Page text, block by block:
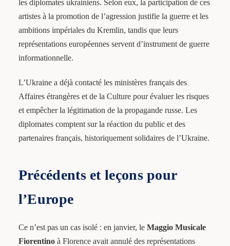
les diplomates ukrainiens. Selon eux, la participation de ces
artistes à la promotion de l’agression justifie la guerre et les
ambitions impériales du Kremlin, tandis que leurs
représentations européennes servent d’instrument de guerre
informationnelle.
L’Ukraine a déjà contacté les ministères français des
Affaires étrangères et de la Culture pour évaluer les risques
et empêcher la légitimation de la propagande russe. Les
diplomates comptent sur la réaction du public et des
partenaires français, historiquement solidaires de l’Ukraine.
Précédents et leçons pour
l’Europe
Ce n’est pas un cas isolé : en janvier, le Maggio Musicale
Fiorentinoà Florence avait annulé des représentations